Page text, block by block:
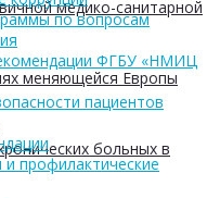
медико-санитарной
меняющейся Европы
больных в
по вопросам
ФГБУ «НМИЦ
пациентов
и профилактические